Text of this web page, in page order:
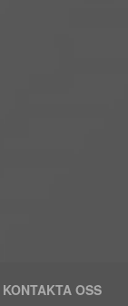
KONTAKTA OSS